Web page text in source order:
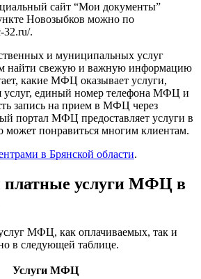
сайт “Мои документы”
Новозыбков можно по
32.ru/.
и муниципальных услуг
найти свежую и важную информацию
какие МФЦ оказывает услуги,
услуг, единый номер телефона МФЦ и
запись на прием в МФЦ через
портал МФЦ предоставляет услуги в
может понравиться многим клиентам.
в Брянской области.
платные услуги МФЦ в
услуг МФЦ, как оплачиваемых, так и
в следующей таблице.
Услуги МФЦ